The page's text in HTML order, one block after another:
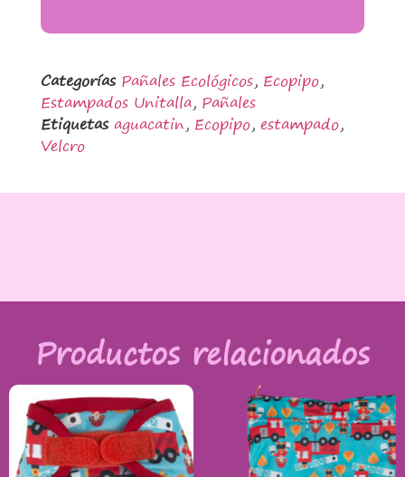
Categorías Pañales Ecológicos, Ecopipo,
Estampados Unitalla, Pañales
Etiquetas aguacatin, Ecopipo, estampado,
Velcro
Productos relacionados